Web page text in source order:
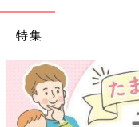
特集